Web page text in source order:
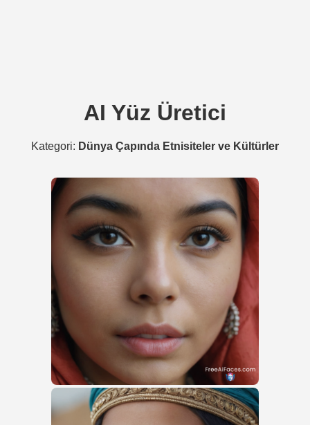
AI Yüz Üretici
Kategori: Dünya Çapında Etnisiteler ve Kültürler